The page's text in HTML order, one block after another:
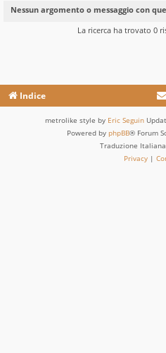
Nessun argomento o messaggio con
La ricerca ha trovato 0
Indice
metrolike style by Eric Seguin
Powered by phpBB® Forum
Traduzione Italiana
Privacy |